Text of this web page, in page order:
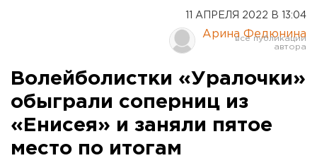
11 АПРЕЛЯ 2022 В 13:04
Арина Федюнина
Волейболистки «Уралочки»
обыграли соперниц из
«Енисея» и заняли пятое
место по итогам